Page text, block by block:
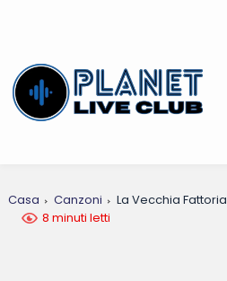
Casa Canzoni
La Vecchia
8 minuti letti